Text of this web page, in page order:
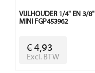
VIJLHOUDER 1/4" EN 3/8"
MINI FGP453962
€ 4,93
Excl. BTW